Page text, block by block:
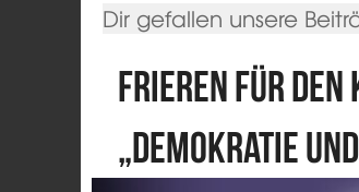
Dir gefallen unsere
Frieren für den
„Demokratie